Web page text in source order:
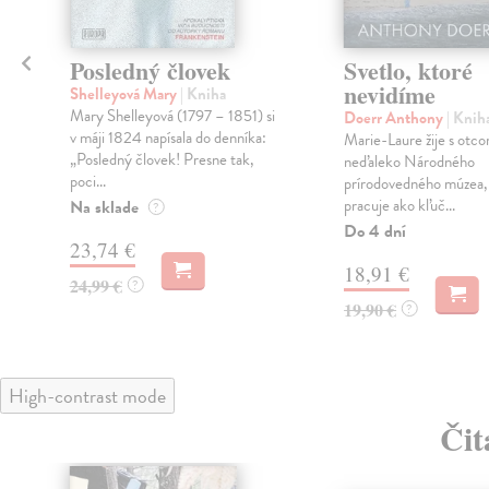
Posledný človek
Shelleyová Mary| Kniha
Mary Shelleyová (1797 – 1851) si
v máji 1824 napísala do denníka:
„Posledný človek! Presne tak,
poci...
Na sklade ?
23,74 €
24,99 € ?
Svetlo, ktoré
nevidíme
Doerr Anthony|
Marie-Laure žije s
neďaleko Národného
prírodovedného
pracuje ako kľuč...
Do 4 dní
18,91 €
19,90 € ?
High-contrast mode